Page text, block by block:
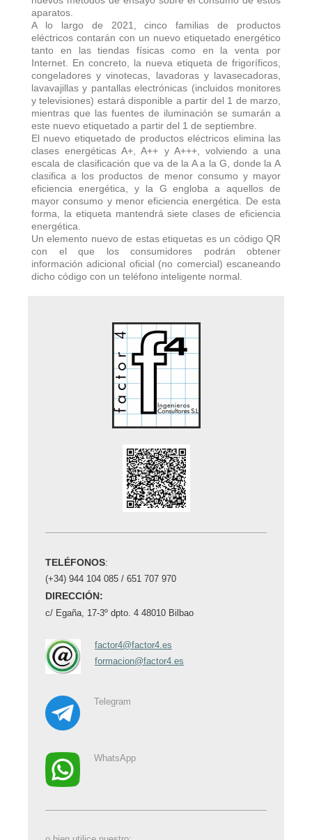
aparatos.
A lo largo de 2021, cinco familias de productos
eléctricos contarán con un nuevo etiquetado energético
tanto en las tiendas físicas como en la venta por
Internet. En concreto, la nueva etiqueta de frigoríficos,
congeladores y vinotecas, lavadoras y lavasecadoras,
lavavajillas y pantallas electrónicas (incluidos monitores
y televisiones) estará disponible a partir del 1 de marzo,
mientras que las fuentes de iluminación se sumarán a
este nuevo etiquetado a partir del 1 de septiembre.
El nuevo etiquetado de productos eléctricos elimina las
clases energéticas A+, A++ y A+++, volviendo a una
escala de clasificación que va de la A a la G, donde la A
clasifica a los productos de menor consumo y mayor
eficiencia energética, y la G engloba a aquellos de
mayor consumo y menor eficiencia energética. De esta
forma, la etiqueta mantendrá siete clases de eficiencia
energética.
Un elemento nuevo de estas etiquetas es un código QR
con el que los consumidores podrán obtener
información adicional oficial (no comercial) escaneando
dicho código con un teléfono inteligente normal.
TELÉFONOS:
(+34) 944 104 085 / 651 707 970
DIRECCIÓN:
c/ Egaña, 17-3º dpto. 4 48010 Bilbao
factor4@factor4.es
formacion@factor4.es
Telegram
WhatsApp